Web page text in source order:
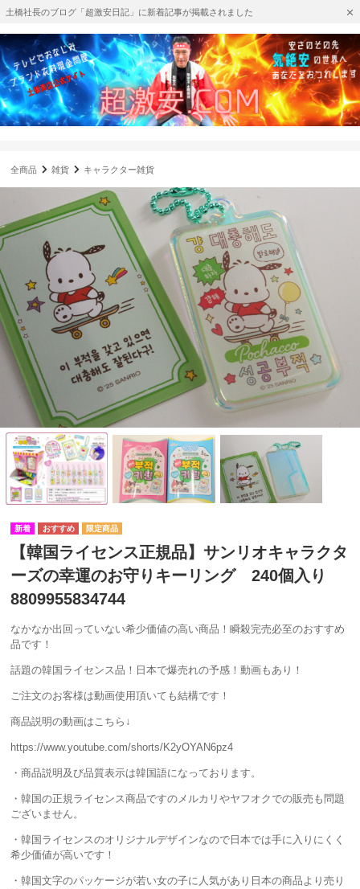
土橋社長のブログ「超激安日記」に新着記事が掲載されました
全商品 雑貨 キャラクター雑貨
【韓国ライセンス正規品】サンリオキャラクタ
ーズの幸運のお守りキーリング 240個入り
8809955834744
なかなか出回っていない希少価値の高い商品！瞬殺完売必至のおすすめ
品です！
話題の韓国ライセンス品！日本で爆売れの予感！動画もあり！
ご注文のお客様は動画使用頂いても結構です！
商品説明の動画はこちら↓
https://www.youtube.com/shorts/K2yOYAN6pz4
・商品説明及び品質表示は韓国語になっております。
・韓国の正規ライセンス商品ですのメルカリやヤフオクでの販売も問題
ございません。
・韓国ライセンスのオリジナルデザインなので日本では手に入りにくく
希少価値が高いです！
・韓国文字のパッケージが若い女の子に人気があり日本の商品より売り